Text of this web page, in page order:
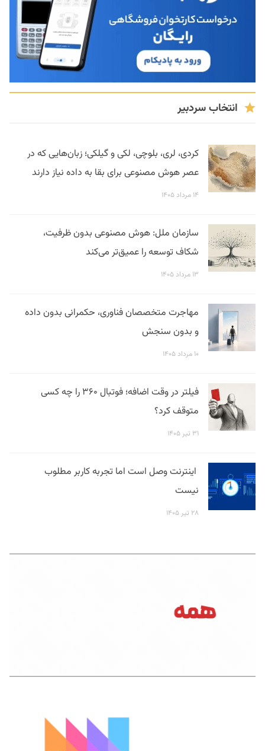
انتخاب سردبیر
کردی، لری، بلوچی، لکی و گیلکی؛ زبان‌هایی که در
عصر هوش مصنوعی برای بقا به داده نیاز دارند
۱۴ مرداد ۱۴۰۵
سازمان ملل: هوش مصنوعی بدون ظرفیت،
شکاف توسعه را عمیق‌تر می‌کند
۱۳ مرداد ۱۴۰۵
مهاجرت متخصصان فناوری، حکمرانی بدون داده
و بدون سنجش
۱۰ مرداد ۱۴۰۵
فیلتر در وقت اضافه؛ فوتبال ۳۶۰ را چه کسی
متوقف کرد؟
۳۱ تیر ۱۴۰۵
اینترنت وصل است اما تجربه کاربر مطلوب
نیست
۲۸ تیر ۱۴۰۵